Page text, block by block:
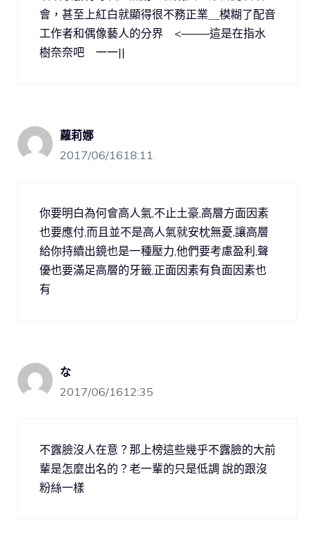
會，甚至上紅白就顯得很不務正業＿模糊了配音
工作者和偶像藝人的分界 <——–這是在指水
樹奈奈吧 一一||
蘿莉娜
2017/06/1618:11
你要明白為何會高人氣,不止土豪,高層方面因素
也要應付,而且並不是高人氣就安枕無憂,讓高層
給你持續出鏡也是一種壓力,他們要考慮盈利,聲
優也要滿足高層的牙籤,正面因素有負面因素也
有
な
2017/06/1612:35
不露臉沒人在意？那上榜這些幾乎不露臉的大前
輩是怎麼出名的？老一輩的只是低調 說的跟沒
粉絲一樣